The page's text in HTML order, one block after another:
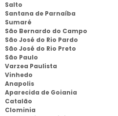
Salto
Santana de Parnaíba
Sumaré
São Bernardo do Campo
São José do Rio Pardo
São José do Rio Preto
São Paulo
Varzea Paulista
Vinhedo
Anapolis
Aparecida de Goiania
Catalão
Clominia